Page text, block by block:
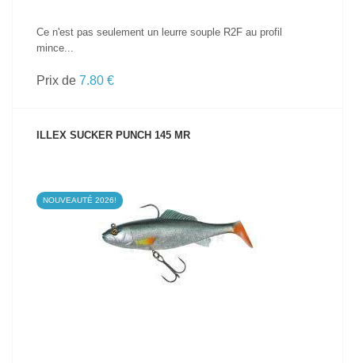
Ce n'est pas seulement un leurre souple R2F au profil
mince...
Prix de 7.80 €
ILLEX SUCKER PUNCH 145 MR
NOUVEAUTÉ 2026!
VOIR LE PRODUIT